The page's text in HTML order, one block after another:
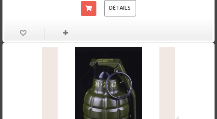
DÉTAILS